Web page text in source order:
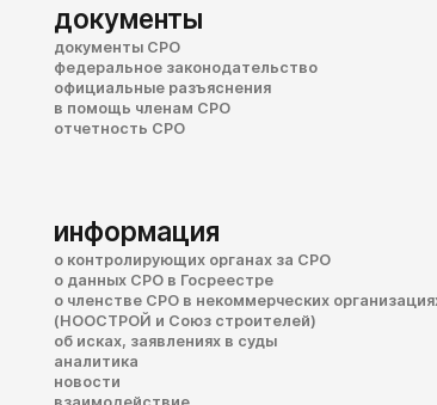
документы
документы СРО
федеральное законодательство
официальные разъяснения
в помощь членам СРО
отчетность СРО
информация
о контролирующих органах за СРО
о данных СРО в Госреестре
о членстве СРО в некоммерческих
(НООСТРОЙ и Союз строителей)
об исках, заявлениях в суды
аналитика
новости